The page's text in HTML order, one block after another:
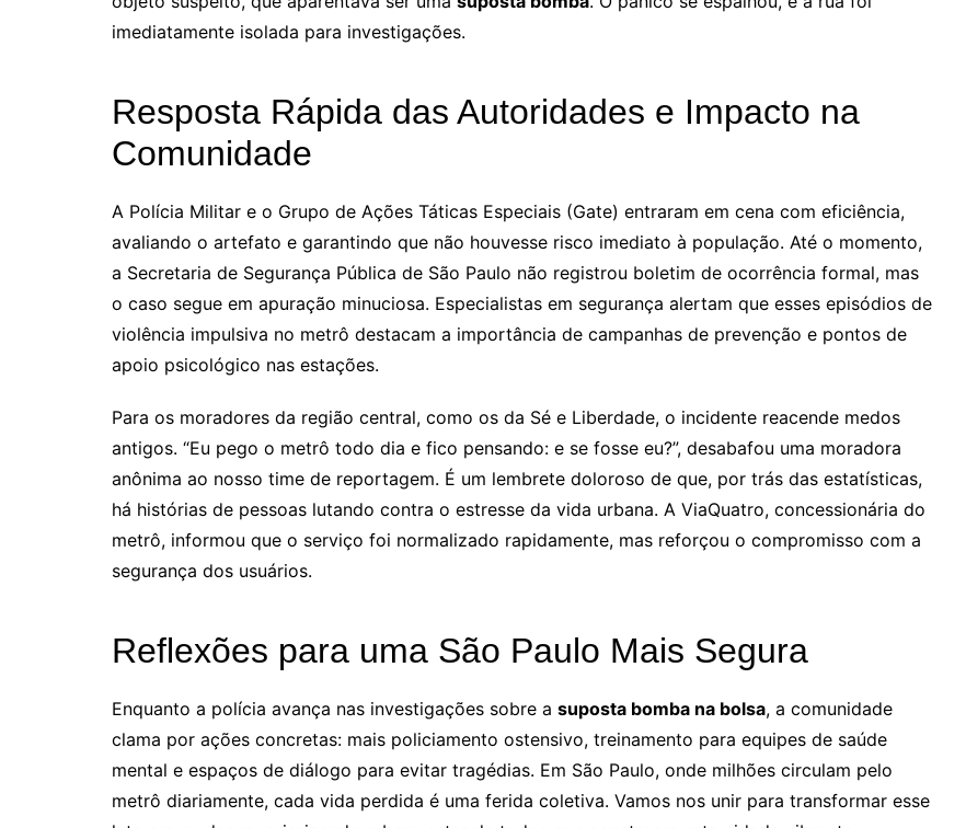
imediatamente isolada para investigações.
Resposta Rápida das Autoridades e Impacto na
Comunidade
A Polícia Militar e o Grupo de Ações Táticas Especiais (Gate) entraram em cena com eficiência,
avaliando o artefato e garantindo que não houvesse risco imediato à população. Até o momento,
a Secretaria de Segurança Pública de São Paulo não registrou boletim de ocorrência formal, mas
o caso segue em apuração minuciosa. Especialistas em segurança alertam que esses episódios de
violência impulsiva no metrô destacam a importância de campanhas de prevenção e pontos de
apoio psicológico nas estações.
Para os moradores da região central, como os da Sé e Liberdade, o incidente reacende medos
antigos. “Eu pego o metrô todo dia e fico pensando: e se fosse eu?”, desabafou uma moradora
anônima ao nosso time de reportagem. É um lembrete doloroso de que, por trás das estatísticas,
há histórias de pessoas lutando contra o estresse da vida urbana. A ViaQuatro, concessionária do
metrô, informou que o serviço foi normalizado rapidamente, mas reforçou o compromisso com a
segurança dos usuários.
Reflexões para uma São Paulo Mais Segura
Enquanto a polícia avança nas investigações sobre a suposta bomba na bolsa, a comunidade
clama por ações concretas: mais policiamento ostensivo, treinamento para equipes de saúde
mental e espaços de diálogo para evitar tragédias. Em São Paulo, onde milhões circulam pelo
metrô diariamente, cada vida perdida é uma ferida coletiva. Vamos nos unir para transformar esse